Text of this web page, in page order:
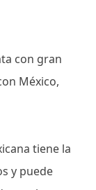
con gran
México,
tiene la
y puede